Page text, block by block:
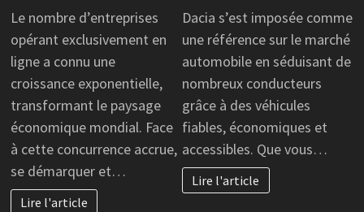
Le nombre d’entreprises
opérant exclusivement en
ligne a connu une
croissance exponentielle,
transformant le paysage
économique mondial. Face
à cette concurrence accrue,
se démarquer et…
Lire l'article
Dacia s’est imposée comme
une référence sur le marché
automobile en séduisant de
nombreux conducteurs
grâce à des véhicules
fiables, économiques et
accessibles. Que vous…
Lire l'article